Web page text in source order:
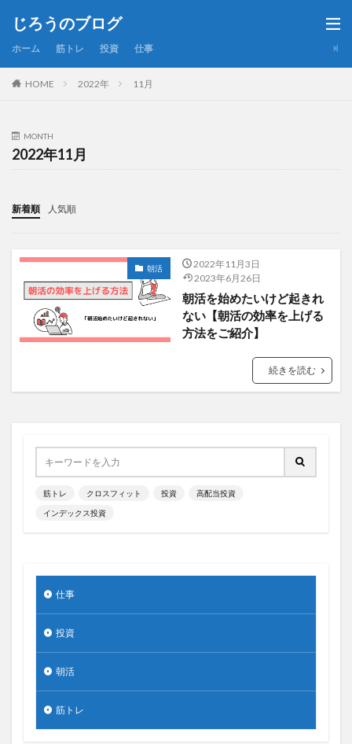
じろうのブログ
ホーム 筋トレ 投資 仕事
HOME 2022年 11月
MONTH
2022年11月
新着順 人気順
朝活
2022年11月3日
2023年6月26日
朝活を始めたいけど起きれ
ない【朝活の効率を上げる
方法をご紹介】
続きを読む
筋トレ クロスフィット 投資 高配当投資
インデックス投資
仕事
投資
朝活
筋トレ